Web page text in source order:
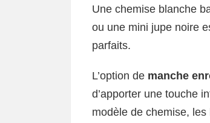
Une chemise blanche
ou une mini jupe noire
parfaits.
L’option de manche
d’apporter une touche
modèle de chemise, les